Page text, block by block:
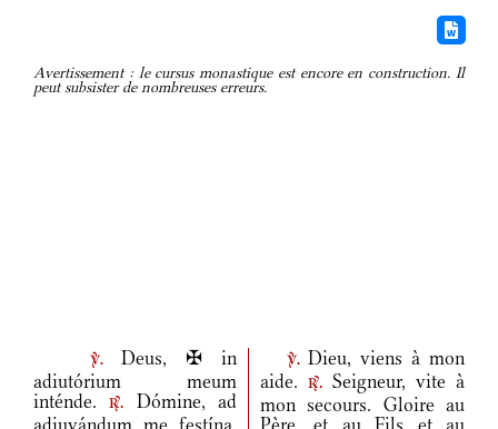
Avertissement : le cursus monastique est encore en construction. Il
peut subsister de nombreuses erreurs.
v.Deus, ✠ in
adiutórium meum
inténde.r.
Dómine, ad
v.Dieu, viens à mon
aide.
r. Seigneur, vite à
mon secours. Gloire au